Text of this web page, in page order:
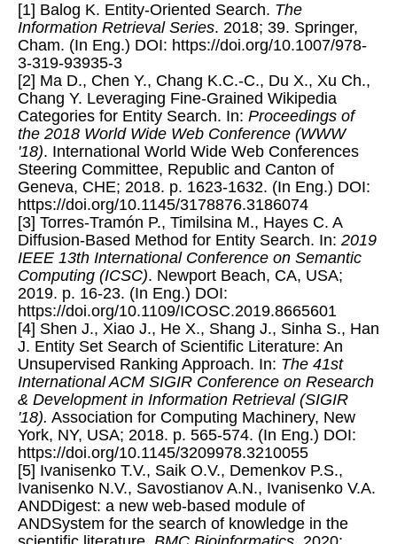
[1] Balog K. Entity-Oriented Search. The
Information Retrieval Series. 2018; 39. Springer,
Cham. (In Eng.) DOI: https://doi.org/10.1007/978-
3-319-93935-3
[2] Ma D., Chen Y., Chang K.C.-C., Du X., Xu Ch.,
Chang Y. Leveraging Fine-Grained Wikipedia
Categories for Entity Search. In: Proceedings of
the 2018 World Wide Web Conference (WWW
'18). International World Wide Web Conferences
Steering Committee, Republic and Canton of
Geneva, CHE; 2018. p. 1623-1632. (In Eng.) DOI:
https://doi.org/10.1145/3178876.3186074
[3] Torres-Tramón P., Timilsina M., Hayes C. A
Diffusion-Based Method for Entity Search. In: 2019
IEEE 13th International Conference on Semantic
Computing (ICSC). Newport Beach, CA, USA;
2019. p. 16-23. (In Eng.) DOI:
https://doi.org/10.1109/ICOSC.2019.8665601
[4] Shen J., Xiao J., He X., Shang J., Sinha S., Han
J. Entity Set Search of Scientific Literature: An
Unsupervised Ranking Approach. In: The 41st
International ACM SIGIR Conference on Research
& Development in Information Retrieval (SIGIR
'18). Association for Computing Machinery, New
York, NY, USA; 2018. p. 565-574. (In Eng.) DOI:
https://doi.org/10.1145/3209978.3210055
[5] Ivanisenko T.V., Saik O.V., Demenkov P.S.,
Ivanisenko N.V., Savostianov A.N., Ivanisenko V.A.
ANDDigest: a new web-based module of
ANDSystem for the search of knowledge in the